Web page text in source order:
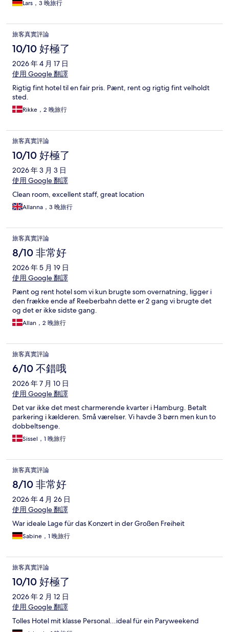
Lars，3 晚旅行
旅客真實評論
10/10 好極了
2026 年 4 月 17 日
使用 Google 翻譯
Rigtig fint hotel til en fair pris. Pænt, rent og rigtig fint velholdt
sted.
Rikke，2 晚旅行
旅客真實評論
10/10 好極了
2026 年 3 月 3 日
使用 Google 翻譯
Clean room, excellent staff, great location
Allanna，3 晚旅行
旅客真實評論
8/10 非常好
2026 年 5 月 19 日
使用 Google 翻譯
Pænt og rent hotel som vi kun brugte som overnatning, ligger i
den frække ende af Reeberbahn dette er 2 gang vi brugte det
og det er ikke sidste gang.
Allan，2 晚旅行
旅客真實評論
6/10 不錯哦
2026 年 7 月 10 日
使用 Google 翻譯
Det var ikke det mest charmerende kvarter i Hamburg. Betalt
parkering i kælderen. Små værelser. Vi havde 3 børn men kun to
dobbeltsenge.
Sissel，1 晚旅行
旅客真實評論
8/10 非常好
2026 年 4 月 26 日
使用 Google 翻譯
War ideale Lage für das Konzert in der Großen Freiheit
Sabine，1 晚旅行
旅客真實評論
10/10 好極了
2026 年 2 月 12 日
使用 Google 翻譯
Tolles Hotel mit klasse Personal...ideal für ein Paryweekend